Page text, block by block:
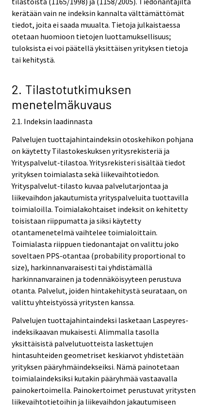
kerätään vain ne indeksin kannalta välttämättömät
tiedot, joita ei saada muualta. Tietoja julkaistaessa
otetaan huomioon tietojen luottamuksellisuus;
tuloksista ei voi päätellä yksittäisen yrityksen tietoja
tai kehitystä.
2. Tilastotutkimuksen
menetelmäkuvaus
2.1. Indeksin laadinnasta
Palvelujen tuottajahintaindeksin otoskehikon pohjana
on käytetty Tilastokeskuksen yritysrekisteriä ja
Yrityspalvelut-tilastoa. Yritysrekisteri sisältää tiedot
yrityksen toimialasta sekä liikevaihtotiedon.
Yrityspalvelut-tilasto kuvaa palvelutarjontaa ja
liikevaihdon jakautumista yrityspalveluita tuottavilla
toimialoilla. Toimialakohtaiset indeksit on kehitetty
toisistaan riippumatta ja siksi käytetty
otantamenetelmä vaihtelee toimialoittain.
Toimialasta riippuen tiedonantajat on valittu joko
soveltaen PPS-otantaa (probability proportional to
size), harkinnanvaraisesti tai yhdistämällä
harkinnanvarainen ja todennäköisyyteen perustuva
otanta. Palvelut, joiden hintakehitystä seurataan, on
valittu yhteistyössä yritysten kanssa.
Palvelujen tuottajahintaindeksi lasketaan Laspeyres-
indeksikaavan mukaisesti. Alimmalla tasolla
yksittäisistä palvelutuotteista laskettujen
hintasuhteiden geometriset keskiarvot yhdistetään
yrityksen pääryhmäindekseiksi. Nämä painotetaan
toimialaindeksiksi kutakin pääryhmää vastaavalla
painokertoimella. Painokertoimet perustuvat yritysten
liikevaihtotietoihin ja liikevaihdon jakautumiseen